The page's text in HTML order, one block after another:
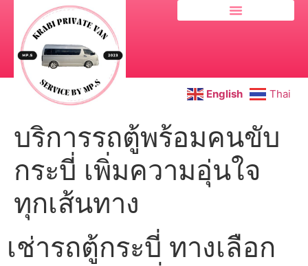
English Thai
บริการรถตู้พร้อมคนขับ
กระบี่ เพิ่มความอุ่นใจ
ทุกเส้นทาง
เช่ารถตู้กระบี่ ทางเลือก